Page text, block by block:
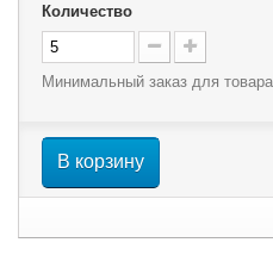
Количество
Минимальный заказ для товара
В корзину